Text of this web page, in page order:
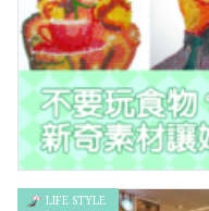
LIFE STYLE